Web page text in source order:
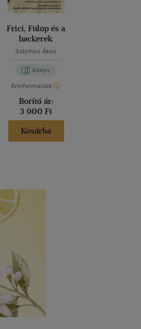
Frici, Fülöp és a
hackerek
Solymos Ákos
Könyv
Árinformációk
Borító ár:
3 900 Ft
Kosárba